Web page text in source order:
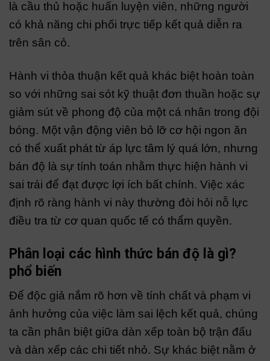
là cầu thủ hoặc huấn luyện viên, những người
có khả năng chi phối trực tiếp kết quả diễn ra
trên sân cỏ.
Hành vi thỏa thuận kết quả khác biệt hoàn toàn
so với những sai sót kỹ thuật đơn thuần hoặc sự
giảm sút về phong độ của một cá nhân trong đội
bóng. Một vận động viên bỏ lỡ cơ hội ngon ăn
có thể xuất phát từ áp lực tâm lý quá lớn, nhưng
bán độ là sự tính toán nhằm thực hiện hành vi
sai trái để đạt được lợi ích bất chính. Việc xác
định rõ ràng hành vi này thường đòi hỏi nỗ lực
điều tra từ cơ quan quốc tế có thẩm quyền.
Phân loại các hình thức bán độ là gì?
phổ biến
Để độc giả nắm rõ hơn về tính chất và phạm vi
ảnh hưởng của việc làm sai lệch kết quả, chúng
ta cần phân biệt giữa dàn xếp toàn bộ trận đấu
và dàn xếp các chi tiết nhỏ. Sự khác biệt nằm ở